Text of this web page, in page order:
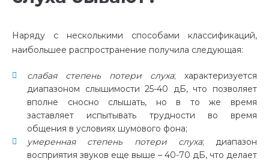
Наряду с несколькими способами классификаций,
наибольшее распространение получила следующая:
слабая степень потери слуха; характеризуется
диапазоном слышимости 25-40 дБ, что позволяет
вполне сносно слышать, но в то же время
заставляет испытывать трудности во время
общения в условиях шумового фона;
умеренная степень потери слуха; диапазон
восприятия звуков еще выше – 40-70 дБ, что делает